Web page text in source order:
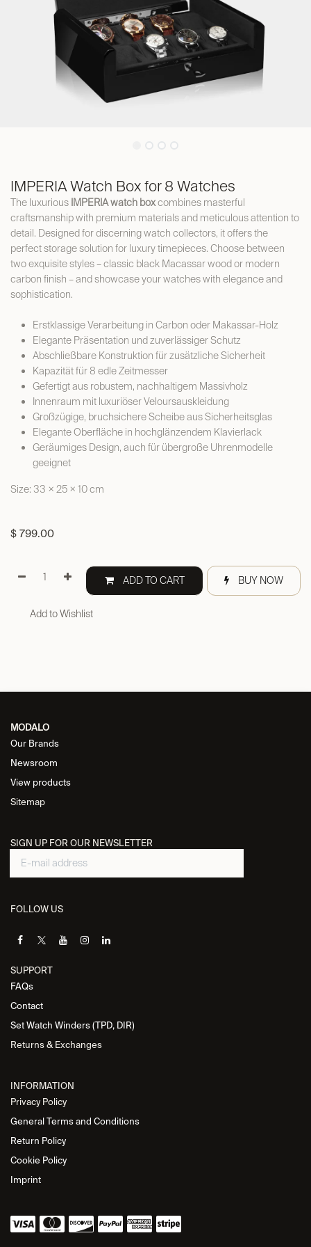
IMPERIA Watch Box for 8 Watches
The luxurious IMPERIA watch boxcombines masterful
craftsmanship with premium materials and meticulous attention to
detail. Designed for discerning watch collectors, it offers the
perfect storage solution for luxury timepieces. Choose between
two exquisite styles – classic black Macassar wood or modern
carbon finish – and showcase your watches with elegance and
sophistication.
Erstklassige Verarbeitung in Carbon oder Makassar-Holz
Elegante Präsentation und zuverlässiger Schutz
Abschließbare Konstruktion für zusätzliche Sicherheit
Kapazität für 8 edle Zeitmesser
Gefertigt aus robustem, nachhaltigem Massivholz
Innenraum mit luxuriöser Veloursauskleidung
Großzügige, bruchsichere Scheibe aus Sicherheitsglas
Elegante Oberfläche in hochglänzendem Klavierlack
Geräumiges Design, auch für übergroße Uhrenmodelle
geeignet
Size: 33 × 25 × 10 cm
$ 799.00
ADD TO CART BUY NOW
Add to Wishlist
MODALO
Our Brands
Newsroom
View products
Sitemap
SIGN UP FOR OUR NEWSLETTER
FOLLOW US
SUPPORT
FAQs
Contact
Set Watch Winders (TPD, DIR)
Returns & Exchanges
INFORMATION
Privacy Policy
General Terms and Conditions
Return Policy
Cookie Policy
Imprint